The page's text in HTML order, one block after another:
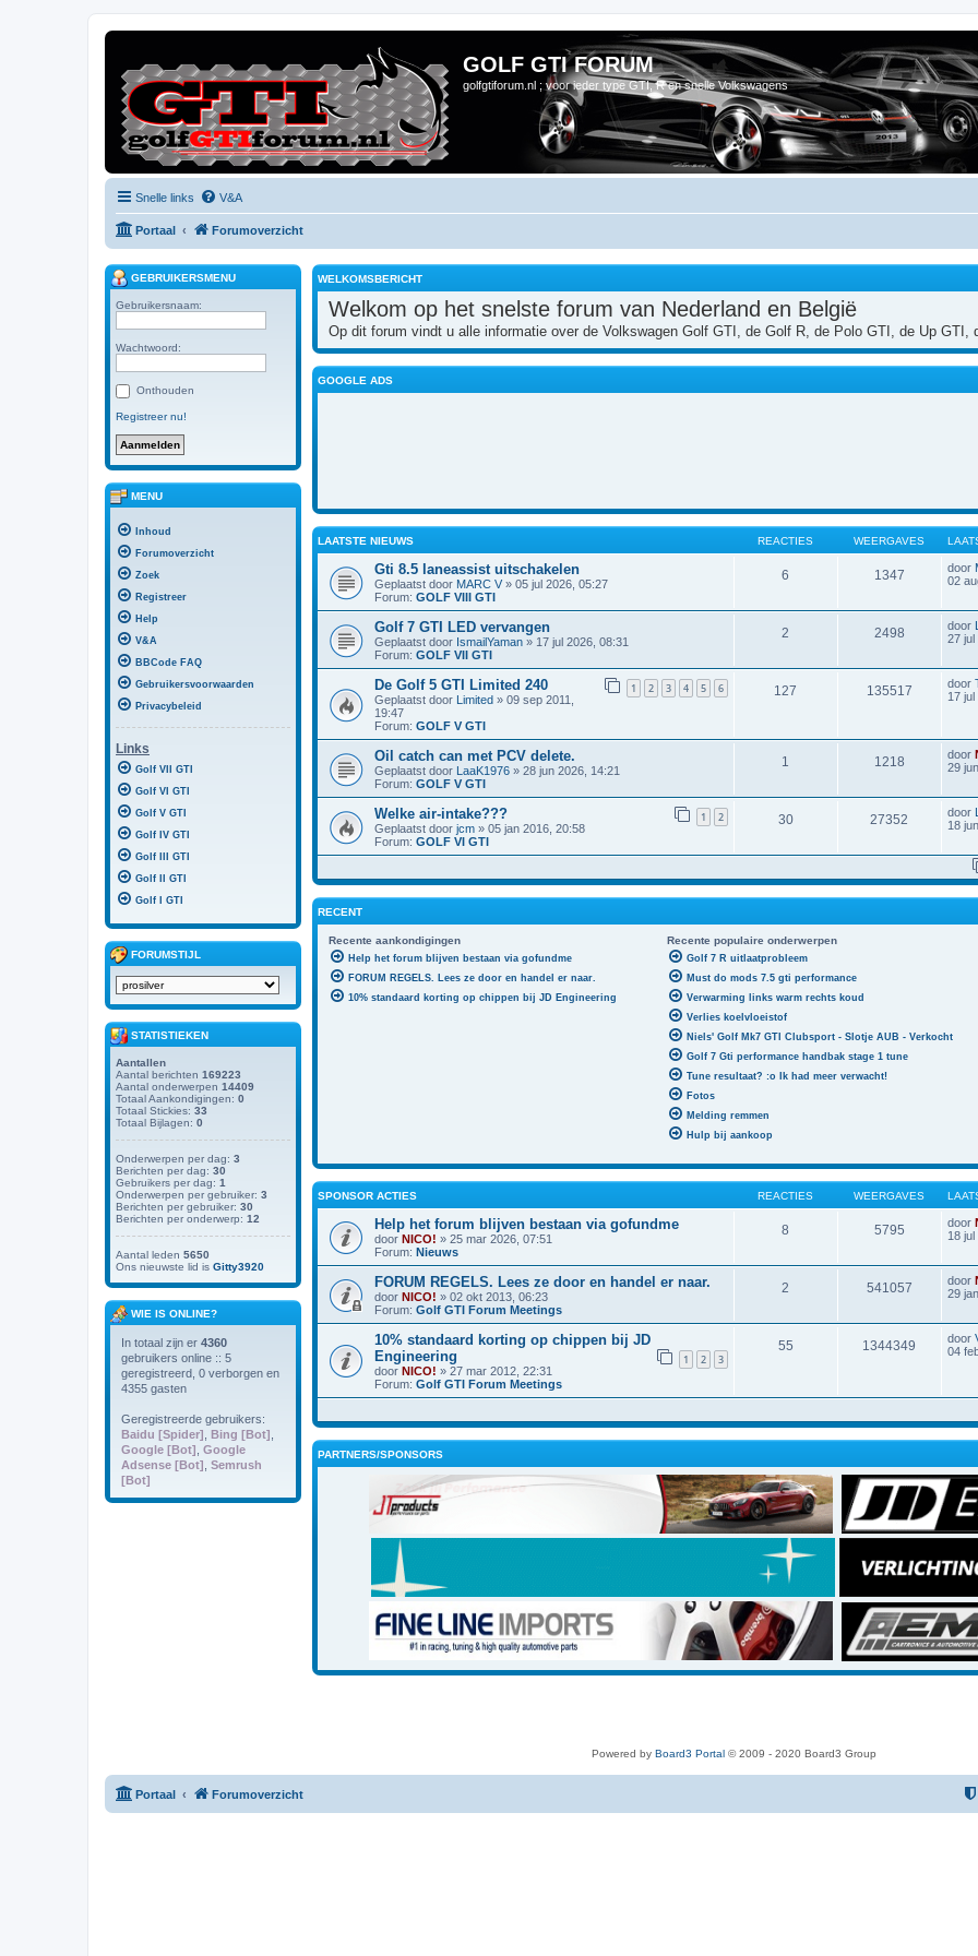
GOLF GTI FORUM
golfgtiforum.nl ; voor ieder type GTI, R en snelle Volkswagens
Snelle links V&A
Portaal Forumoverzicht
WELKOMSBERICHT
Welkom op het snelste forum van Nederland en België
Op dit forum vindt u alle informatie over de Volkswagen Golf GTI, de Golf R, de Polo GTI, de Up GTI,
GOOGLE ADS
LAATSTE NIEUWS REACTIES WEERGAVES
Gti 8.5 laneassist uitschakelen
Geplaatst door MARC V » 05 jul 2026, 05:27
Forum: GOLF VIII GTI
6 1347 door
02
Golf 7 GTI LED vervangen
Geplaatst door IsmailYaman » 17 jul 2026, 08:31
Forum: GOLF VII GTI
2 2498 door
27 jul
De Golf 5 GTI Limited 240 1 2 3 4 5 6
Geplaatst door Limited » 09 sep 2011,
19:47
Forum: GOLF V GTI
127 135517 door
17
Oil catch can met PCV delete.
Geplaatst door LaaK1976 » 28 jun 2026, 14:21
Forum: GOLF V GTI
1 1218 door
29
Welke air-intake??? 1 2
Geplaatst door jcm » 05 jan 2016, 20:58
Forum: GOLF VI GTI
30 27352 door
18
RECENT
Recente aankondigingen Recente populaire onderwerpen
Help het forum blijven bestaan via gofundme
FORUM REGELS. Lees ze door en handel er naar.
10% standaard korting op chippen bij JD Engineering
Golf 7 R uitlaatprobleem
Must do mods 7.5 gti performance
Verwarming links warm rechts koud
Verlies koelvloeistof
Niels' Golf Mk7 GTI Clubsport - Slotje AUB - Verkocht
Golf 7 Gti performance handbak stage 1 tune
Tune resultaat? :o Ik had meer verwacht!
Fotos
Melding remmen
Hulp bij aankoop
SPONSOR ACTIES REACTIES WEERGAVES
Help het forum blijven bestaan via gofundme
door NICO! » 25 mar 2026, 07:51
Forum: Nieuws
8 5795 door
18
FORUM REGELS. Lees ze door en handel er naar.
door NICO! » 02 okt 2013, 06:23
Forum: Golf GTI Forum Meetings
2 541057 door
29
10% standaard korting op chippen bij JD
Engineering
1 2 3
door NICO! » 27 mar 2012, 22:31
Forum: Golf GTI Forum Meetings
55 1344349 door
04
PARTNERS/SPONSORS
GEBRUIKERSMENU
Gebruikersnaam:
Wachtwoord:
Onthouden
Registreer nu!
MENU
Inhoud
Forumoverzicht
Zoek
Registreer
Help
V&A
BBCode FAQ
Gebruikersvoorwaarden
Privacybeleid
Links
Golf VII GTI
Golf VI GTI
Golf V GTI
Golf IV GTI
Golf III GTI
Golf II GTI
Golf I GTI
FORUMSTIJL
STATISTIEKEN
Aantallen
Aantal berichten 169223
Aantal onderwerpen 14409
Totaal Aankondigingen: 0
Totaal Stickies: 33
Totaal Bijlagen: 0
Onderwerpen per dag: 3
Berichten per dag: 30
Gebruikers per dag: 1
Onderwerpen per gebruiker: 3
Berichten per gebruiker: 30
Berichten per onderwerp: 12
Aantal leden 5650
Ons nieuwste lid is Gitty3920
WIE IS ONLINE?
In totaal zijn er 4360
gebruikers online :: 5
geregistreerd, 0 verborgen en
4355 gasten
Geregistreerde gebruikers:
Baidu [Spider] Bing [Bot]
Google [Bot] Google
Adsense [Bot] Semrush
[Bot]
Powered by Board3 Portal© 2009 - 2020 Board3 Group
Portaal Forumoverzicht